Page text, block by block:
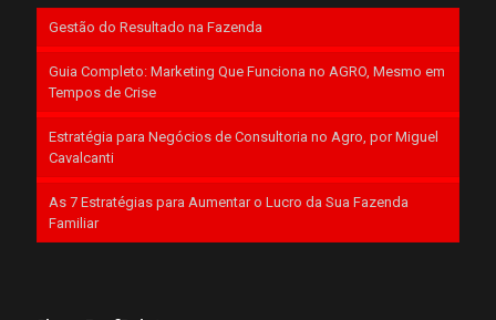
Gestão do Resultado na Fazenda
Guia Completo: Marketing Que Funciona no AGRO, Mesmo em
Tempos de Crise
Estratégia para Negócios de Consultoria no Agro, por Miguel
Cavalcanti
As 7 Estratégias para Aumentar o Lucro da Sua Fazenda
Familiar